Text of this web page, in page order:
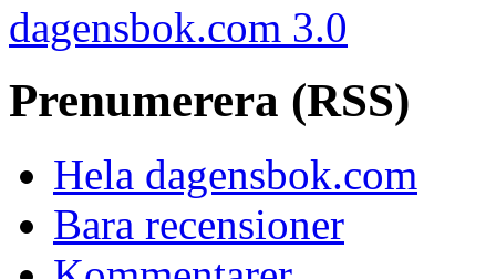
dagensbok.com 3.0
Prenumerera (RSS)
Hela dagensbok.com
Bara recensioner